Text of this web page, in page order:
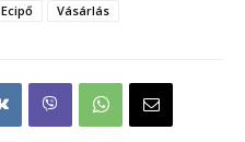
Ecipő Vásárlás